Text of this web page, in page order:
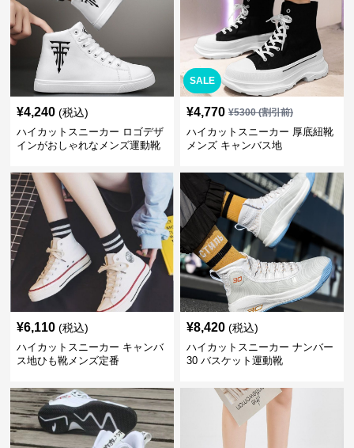
¥4,240 (税込)
ハイカットスニーカー ロゴデザ
インがおしゃれなメンズ運動靴
SALE
¥4,770 ¥5300(割引前)
ハイカットスニーカー 厚底紐靴
メンズ キャンバス地
¥6,110 (税込)
ハイカットスニーカー キャンバ
ス地ひも靴メンズ定番
¥8,420 (税込)
ハイカットスニーカー ナンバー
30 バスケット運動靴